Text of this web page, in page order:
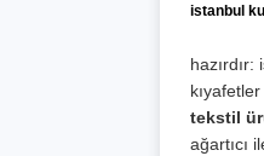
istanbul
tekstil
ağartıcı